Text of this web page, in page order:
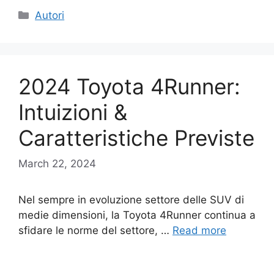
Categories
Autori
2024 Toyota 4Runner:
Intuizioni &
Caratteristiche Previste
March 22, 2024
Nel sempre in evoluzione settore delle SUV di
medie dimensioni, la Toyota 4Runner continua a
sfidare le norme del settore, … Read more